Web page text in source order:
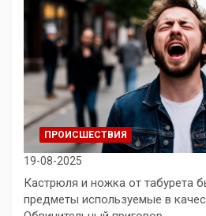
ПРОИСШЕСТВИЯ
19-08-2025
Кастрюля и ножка от табурета
предметы используемые в